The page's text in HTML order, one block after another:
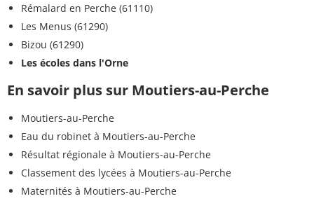
Rémalard en Perche (61110)
Les Menus (61290)
Bizou (61290)
Les écoles dans l'Orne
En savoir plus sur Moutiers-au-Perche
Moutiers-au-Perche
Eau du robinet à Moutiers-au-Perche
Résultat régionale à Moutiers-au-Perche
Classement des lycées à Moutiers-au-Perche
Maternités à Moutiers-au-Perche